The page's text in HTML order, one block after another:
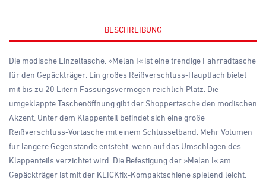
BESCHREIBUNG
Die modische Einzeltasche. »Melan I« ist eine trendige Fahrradtasche
für den Gepäckträger. Ein großes Reißverschluss-Hauptfach bietet
mit bis zu 20 Litern Fassungsvermögen reichlich Platz. Die
umgeklappte Taschenöffnung gibt der Shoppertasche den modischen
Akzent. Unter dem Klappenteil befindet sich eine große
Reißverschluss-Vortasche mit einem Schlüsselband. Mehr Volumen
für längere Gegenstände entsteht, wenn auf das Umschlagen des
Klappenteils verzichtet wird. Die Befestigung der »Melan I« am
Gepäckträger ist mit der KLICKfix-Kompaktschiene spielend leicht.